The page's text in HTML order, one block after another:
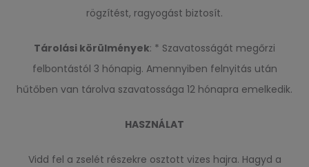
rögzítést, ragyogást biztosít.
Tárolási körülmények: * Szavatosságát megőrzi
felbontástól 3 hónapig. Amennyiben felnyitás után
hűtőben van tárolva szavatossága 12 hónapra emelkedik.
HASZNÁLAT
Vidd fel a zselét részekre osztott vizes hajra. Hagyd a